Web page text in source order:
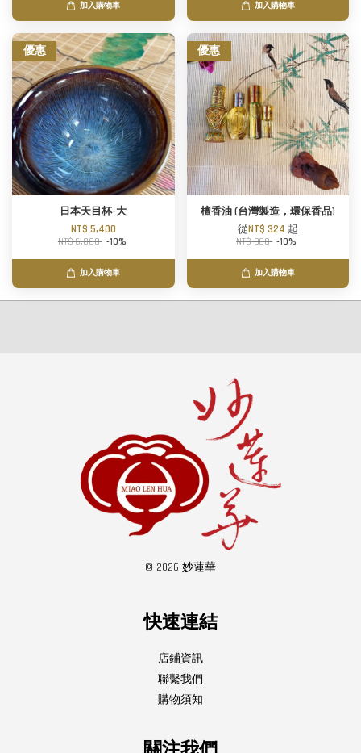
加入購物車 加入購物車
優惠
日本天目杯-大
NT$ 5,400
NT$ 6,000 -10%
加入購物車
優惠
檀香油 (台灣製造，環保香品)
從NT$ 324 起
NT$ 360 -10%
加入購物車
© 2026 妙蓮華
快速連結
店鋪資訊
聯繫我們
購物須知